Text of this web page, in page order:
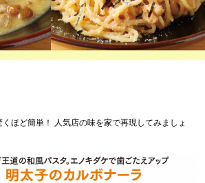
ほど簡単！ 人気店の味を家で再現してみましょ